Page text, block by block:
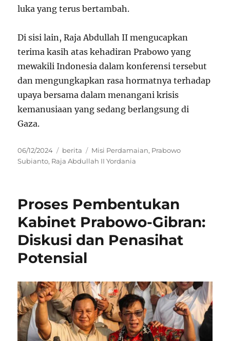
luka yang terus bertambah.
Di sisi lain, Raja Abdullah II mengucapkan
terima kasih atas kehadiran Prabowo yang
mewakili Indonesia dalam konferensi tersebut
dan mengungkapkan rasa hormatnya terhadap
upaya bersama dalam menangani krisis
kemanusiaan yang sedang berlangsung di
Gaza.
Posted
on
06/12/2024 Categories
berita Tags
Misi Perdamaian, Prabowo
Subianto, Raja Abdullah II Yordania
Proses Pembentukan
Kabinet Prabowo-Gibran:
Diskusi dan Penasihat
Potensial